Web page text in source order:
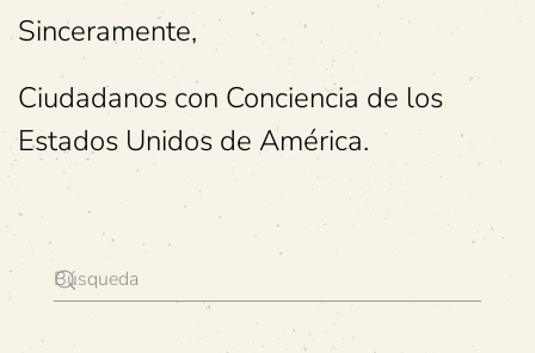
Sinceramente,
Ciudadanos con Conciencia de los
Estados Unidos de América.